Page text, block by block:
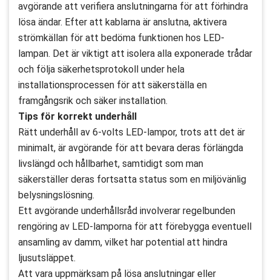
avgörande att verifiera anslutningarna för att förhindra
lösa ändar. Efter att kablarna är anslutna, aktivera
strömkällan för att bedöma funktionen hos LED-
lampan. Det är viktigt att isolera alla exponerade trådar
och följa säkerhetsprotokoll under hela
installationsprocessen för att säkerställa en
framgångsrik och säker installation.
Tips för korrekt underhåll
Rätt underhåll av 6-volts LED-lampor, trots att det är
minimalt, är avgörande för att bevara deras förlängda
livslängd och hållbarhet, samtidigt som man
säkerställer deras fortsatta status som en miljövänlig
belysningslösning.
Ett avgörande underhållsråd involverar regelbunden
rengöring av LED-lamporna för att förebygga eventuell
ansamling av damm, vilket har potential att hindra
ljusutsläppet.
Att vara uppmärksam på lösa anslutningar eller